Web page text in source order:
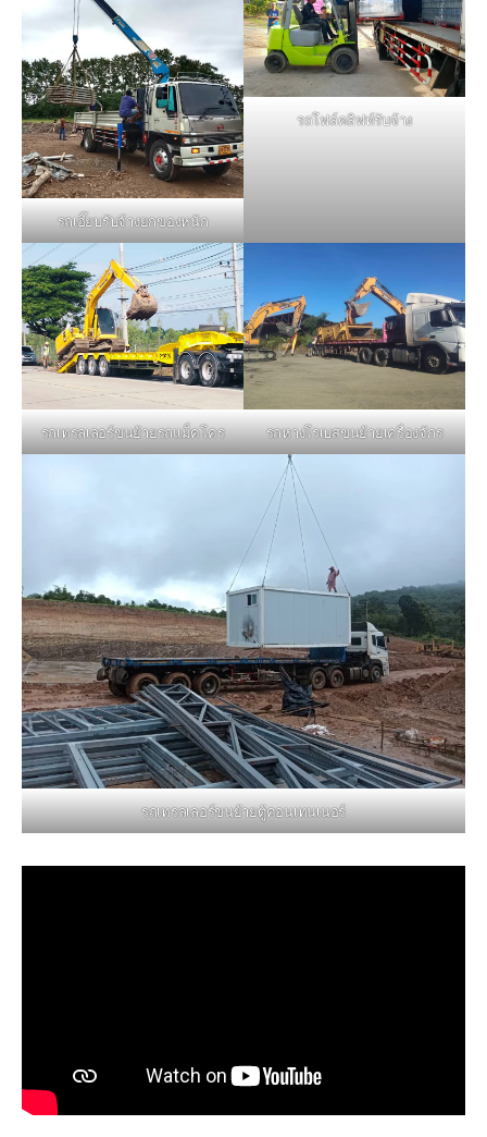
รถเฮี๊ยบรับจ้างยกของหนัก
รถโฟล์คลิฟท์รับจ้าง
รถเทรลเลอร์ขนย้ายรถแม็คโคร รถหางโรเบสขนย้ายเครื่องจักร
รถเทรลเลอร์ขนย้ายตู้คอนเทนเนอร์